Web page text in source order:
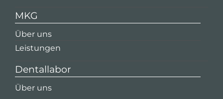
MKG
Über uns
Leistungen
Dentallabor
Über uns